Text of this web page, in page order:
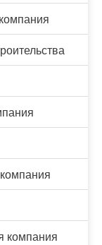
компания